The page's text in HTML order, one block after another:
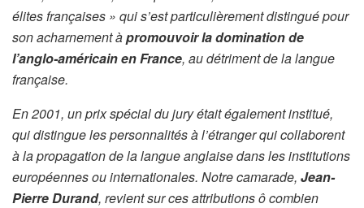
élites françaises » qui s’est particulièrement distingué pour
son acharnement àpromouvoir la domination de
l’anglo-américain en France, au détriment de la langue
française.
En 2001, un prix spécial du jury était également institué,
qui distingue les personnalités à l’étranger qui collaborent
à la propagation de la langue anglaise dans les institutions
européennes ou internationales. Notre camarade, Jean-
Pierre Durand, revient sur ces attributions ô combien